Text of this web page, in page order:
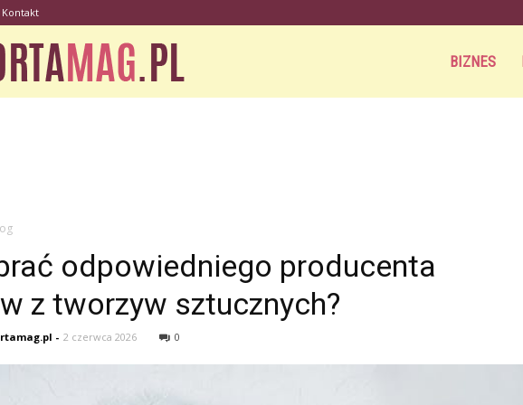
Kontakt
BIZNES
odpowiedniego producenta
z tworzyw sztucznych?
- 2 czerwca 2026 0